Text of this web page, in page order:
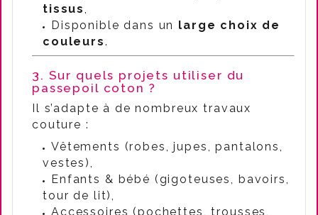
tissus
Disponible dans un large choix de
couleurs.
3. Sur quels projets utiliser du
passepoil coton ?
Il s’adapte à de nombreux travaux
couture :
Vêtements (robes, jupes, pantalons,
vestes),
Enfants & bébé (gigoteuses, bavoirs,
tour de lit),
Accessoires (pochettes, trousses,